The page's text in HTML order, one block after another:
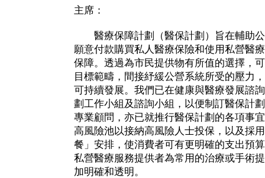
主席：
醫療保障計劃（醫保計劃）旨在輔助公
願意付款購買私人醫療保險和使用私營醫
保障。透過為市民提供物有所值的選擇，
目標範疇，間接紓緩公營系統所受的壓力
可持續發展。我們已在健康與醫療發展諮
劃工作小組及諮詢小組，以便制訂醫保計
專業顧問，亦已就推行醫保計劃的各項事
高風險池以接納高風險人士投保，以及採
餐」安排，使消費者可有更明確的支出預
私營醫療服務提供者為常用的治療或手術
加明確和透明。